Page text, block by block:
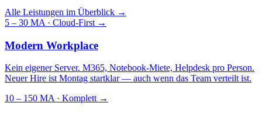
Alle Leistungen im Überblick →
5 – 30 MA · Cloud-First →
Modern Workplace
Kein eigener Server. M365, Notebook-Miete, Helpdesk pro Person.
Neuer Hire ist Montag startklar — auch wenn das Team verteilt ist.
10 – 150 MA · Komplett →